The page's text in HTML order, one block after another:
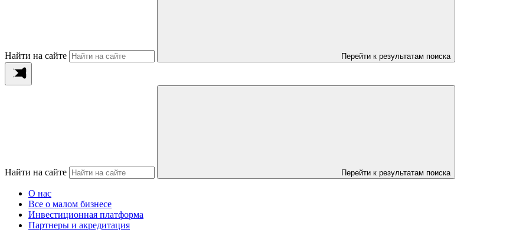
Найти на сайте Перейти к результатам поиска
Найти на сайте Перейти к результатам поиска
О нас
Все о малом бизнесе
Инвестиционная платформа
Партнеры и акредитация